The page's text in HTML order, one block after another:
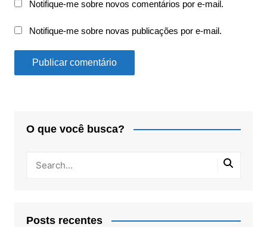
Notifique-me sobre novos comentários por e-mail.
Notifique-me sobre novas publicações por e-mail.
O que você busca?
Posts recentes